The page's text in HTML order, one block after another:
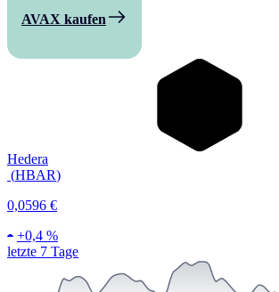
AVAX kaufen
Hedera
(HBAR)
0,0596 €
+0,4 %
letzte 7 Tage